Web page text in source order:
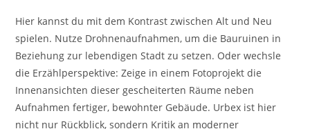
Hier kannst du mit dem Kontrast zwischen Alt und Neu
spielen. Nutze Drohnenaufnahmen, um die Bauruinen in
Beziehung zur lebendigen Stadt zu setzen. Oder wechsle
die Erzählperspektive: Zeige in einem Fotoprojekt die
Innenansichten dieser gescheiterten Räume neben
Aufnahmen fertiger, bewohnter Gebäude. Urbex ist hier
nicht nur Rückblick, sondern Kritik an moderner